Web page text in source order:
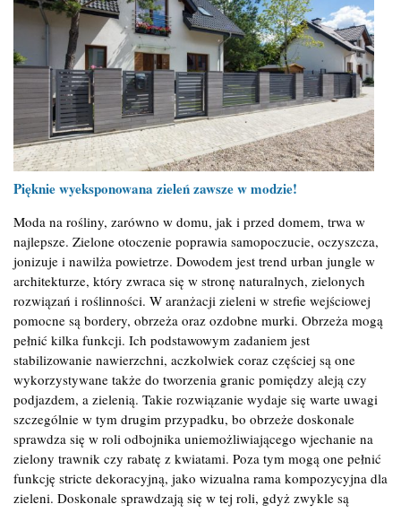
Pięknie wyeksponowana zieleń zawsze w modzie!
Moda na rośliny, zarówno w domu, jak i przed domem, trwa w
najlepsze. Zielone otoczenie poprawia samopoczucie, oczyszcza,
jonizuje i nawilża powietrze. Dowodem jest trend urban jungle w
architekturze, który zwraca się w stronę naturalnych, zielonych
rozwiązań i roślinności. W aranżacji zieleni w strefie wejściowej
pomocne są bordery, obrzeża oraz ozdobne murki. Obrzeża mogą
pełnić kilka funkcji. Ich podstawowym zadaniem jest
stabilizowanie nawierzchni, aczkolwiek coraz częściej są one
wykorzystywane także do tworzenia granic pomiędzy aleją czy
podjazdem, a zielenią. Takie rozwiązanie wydaje się warte uwagi
szczególnie w tym drugim przypadku, bo obrzeże doskonale
sprawdza się w roli odbojnika uniemożliwiającego wjechanie na
zielony trawnik czy rabatę z kwiatami. Poza tym mogą one pełnić
funkcję stricte dekoracyjną, jako wizualna rama kompozycyjna dla
zieleni. Doskonale sprawdzają się w tej roli, gdyż zwykle są